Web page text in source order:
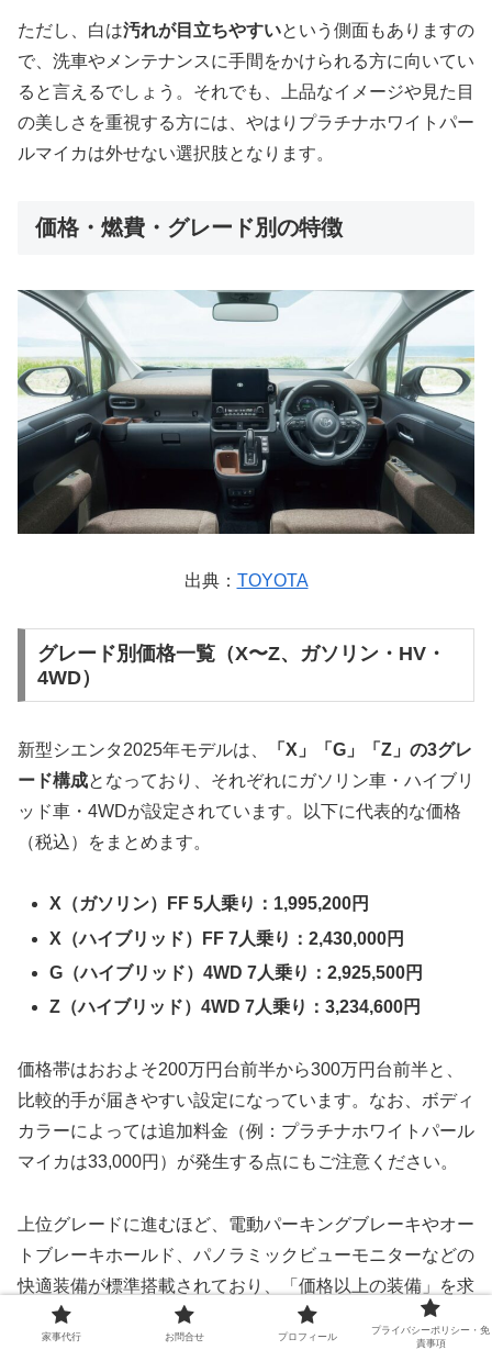
ただし、白は汚れが目立ちやすいという側面もありますの
で、洗車やメンテナンスに手間をかけられる方に向いてい
ると言えるでしょう。それでも、上品なイメージや見た目
の美しさを重視する方には、やはりプラチナホワイトパー
ルマイカは外せない選択肢となります。
価格・燃費・グレード別の特徴
出典： TOYOTA
グレード別価格一覧（X〜Z、ガソリン・HV・
4WD）
新型シエンタ2025年モデルは、
「X」「G」「Z」の3グレ
ード構成となっており、それぞれにガソリン車・ハイブリ
ッド車・4WDが設定されています。以下に代表的な価格
（税込）をまとめます。
X（ガソリン）FF 5人乗り：1,995,200円
X（ハイブリッド）FF 7人乗り：2,430,000円
G（ハイブリッド）4WD 7人乗り：2,925,500円
Z（ハイブリッド）4WD 7人乗り：3,234,600円
価格帯はおおよそ200万円台前半から300万円台前半と、
比較的手が届きやすい設定になっています。なお、ボディ
カラーによっては追加料金（例：プラチナホワイトパール
マイカは33,000円）が発生する点にもご注意ください。
上位グレードに進むほど、電動パーキングブレーキやオー
トブレーキホールド、パノラミックビューモニターなどの
快適装備が標準搭載されており、「価格以上の装備」を求
める方にはGやZグレードが特におすすめです。
家事代行 お問合せ プロフィール
プライバシーポリシー・免
責事項